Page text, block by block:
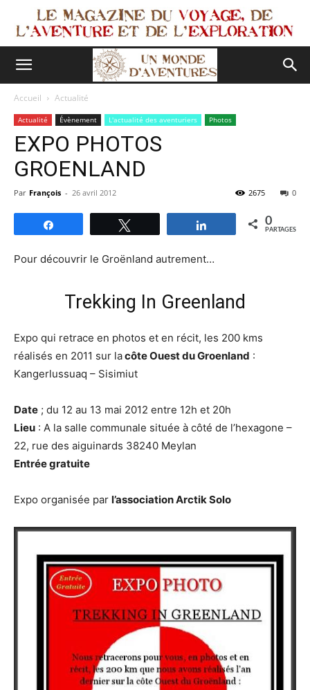
Accueil Actualité
Actualité Évènement L'actualité des aventuriers Photos
EXPO PHOTOS
GROENLAND
Par François - 26 avril 2012 0
2675
Partagez 0
PARTAGES
Pour découvrir le Groënland autrement…
Trekking In Greenland
Expo qui retrace en photos et en récit, les 200 kms
réalisés en 2011 sur lacôte Ouest du Groenland :
Kangerlussuaq – Sisimiut
Date ; du 12 au 13 mai 2012 entre 12h et 20h
Lieu : A la salle communale située à côté de l’hexagone –
22, rue des aiguinards 38240 Meylan
Entrée gratuite
Expo organisée par l’association Arctik Solo